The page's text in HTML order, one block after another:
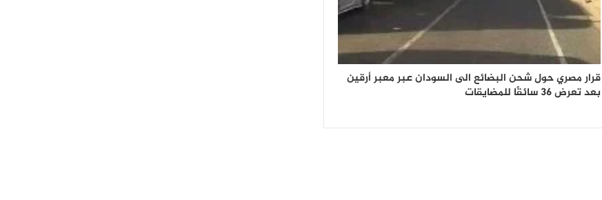
قرار مصري حول شحن البضائع الى السودان عبر معبر أرقين
بعد تعرض 36 سائقًا للمضايقات